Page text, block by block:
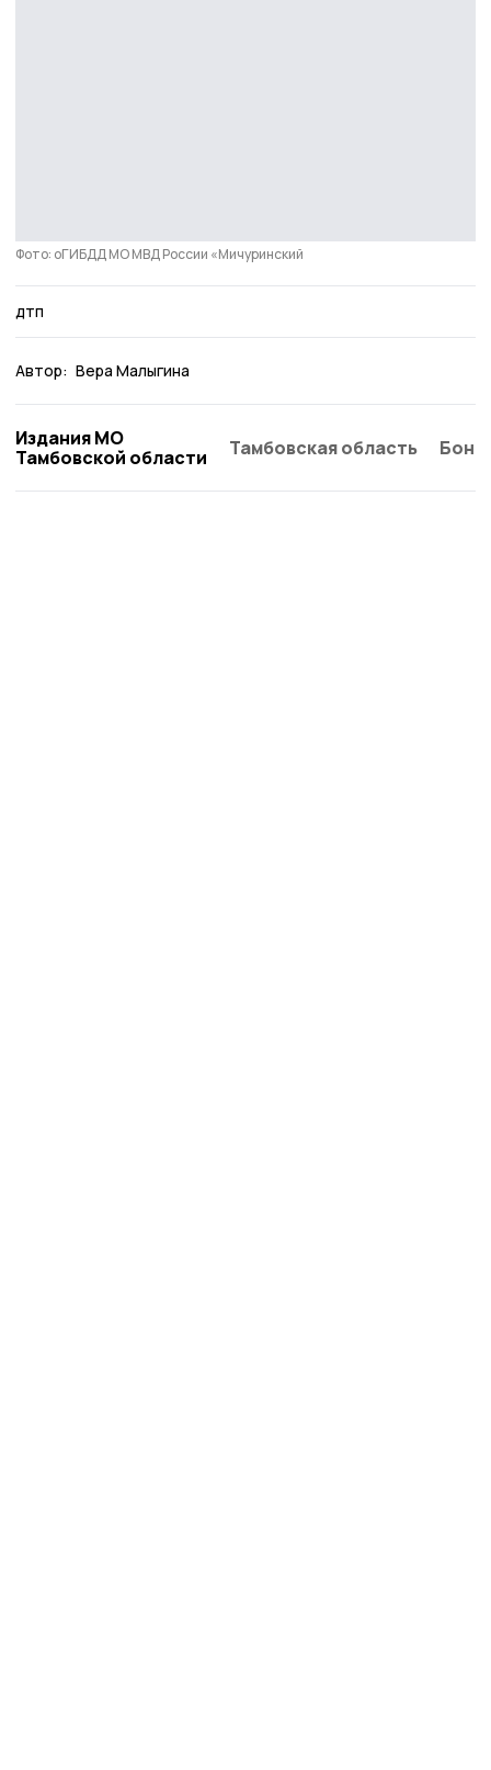
Фото: оГИБДД МО МВД России «Мичуринский
дтп
Автор: Вера Малыгина
Издания МО
Тамбовской области
Тамбовская область